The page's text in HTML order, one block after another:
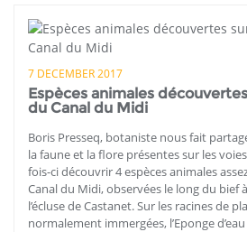
7 DECEMBER 2017
Espèces animales
du Canal du Midi
Boris Presseq, botaniste nous fait
la faune et la flore présentes sur les
fois-ci découvrir 4 espèces animales
Canal du Midi, observées le long du bief
l’écluse de Castanet. Sur les racines de
normalement immergées, l’Eponge